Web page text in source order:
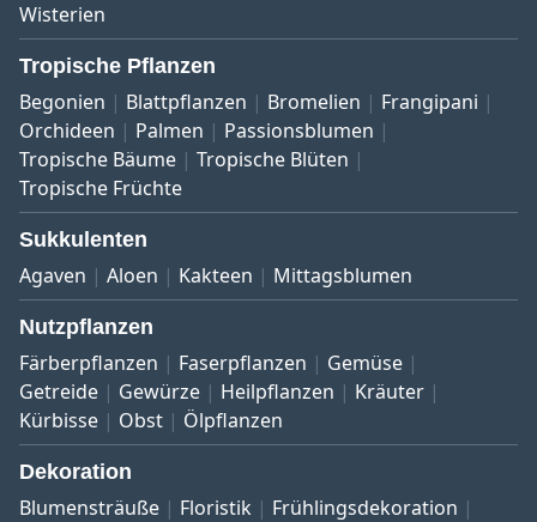
Wisterien
Tropische Pflanzen
Begonien Blattpflanzen Bromelien
Frangipani
Orchideen
Palmen
Passionsblumen
Tropische Bäume
Tropische Blüten
Tropische Früchte
Sukkulenten
Agaven Aloen Kakteen Mittagsblumen
Nutzpflanzen
Färberpflanzen Faserpflanzen
Gemüse
Getreide
Gewürze Heilpflanzen
Kräuter
Kürbisse
Obst Ölpflanzen
Dekoration
Blumensträuße Floristik
Frühlingsdekoration